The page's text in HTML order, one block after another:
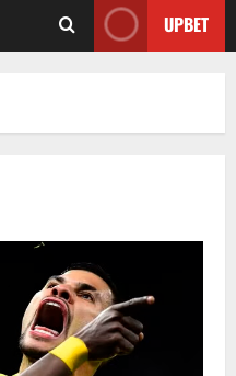
UPBET